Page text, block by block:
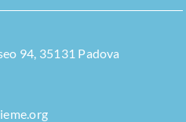
94, 35131 Padova